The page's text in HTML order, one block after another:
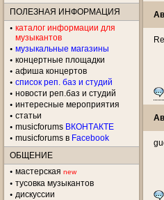
ПОЛЕЗНАЯ ИНФОРМАЦИЯ
каталог информации для
музыкантов
музыкальные магазины
концертные площадки
aфиша концертов
список реп. баз и студий
новости реп.баз и студий
интересные мероприятия
статьи
musicforums ВКОНТАКТЕ
musicforums в Facebook
ОБЩЕНИЕ
мастерская new
тусовка музыкантов
дискуссии